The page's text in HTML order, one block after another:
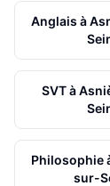
Anglais à
SVTà
Philosophie
sur-